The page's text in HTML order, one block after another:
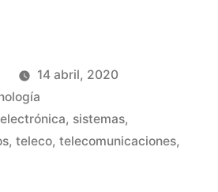
14 abril, 2020
electrónica, sistemas,
, teleco, telecomunicaciones,